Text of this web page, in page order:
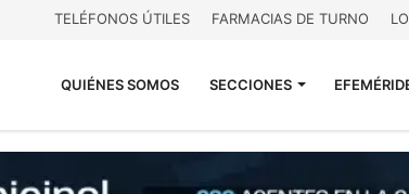
TELÉFONOS ÚTILES FARMACIAS DE TURNO
QUIÉNES SOMOS SECCIONES